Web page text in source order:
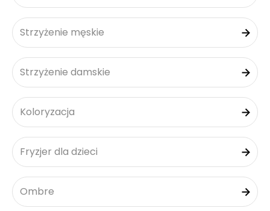
Strzyżenie męskie
Strzyżenie damskie
Koloryzacja
Fryzjer dla dzieci
Ombre